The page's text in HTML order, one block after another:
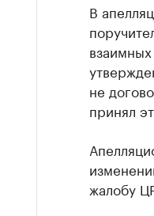
В
не
принял
жалобу